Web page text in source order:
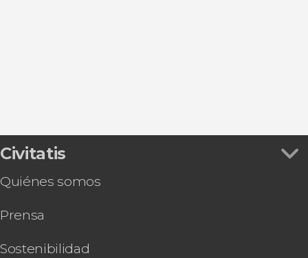
Civitatis
Quiénes somos
Prensa
Sostenibilidad